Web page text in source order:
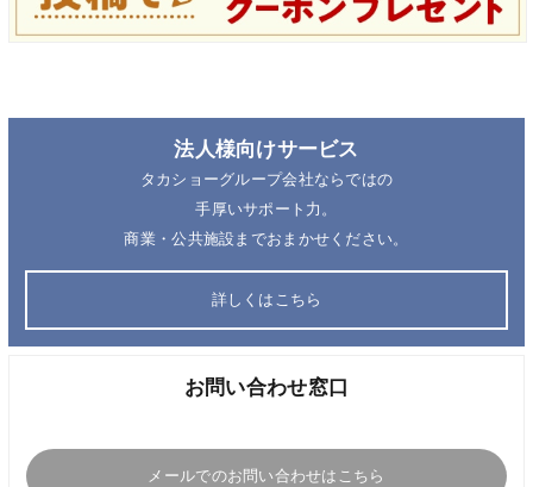
法人様向けサービス
タカショーグループ会社ならではの
手厚いサポート力。
商業・公共施設までおまかせください。
詳しくはこちら
お問い合わせ窓口
メールでのお問い合わせはこちら